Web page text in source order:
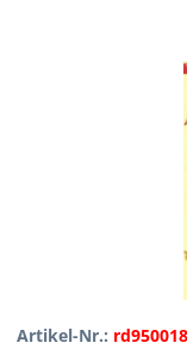
Artikel-Nr.: rd950018